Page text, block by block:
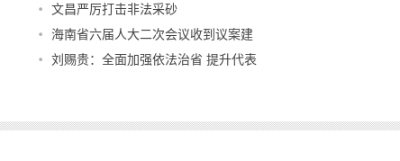
文昌严厉打击非法采砂
海南省六届人大二次会议收到议案建
刘赐贵：全面加强依法治省 提升代表